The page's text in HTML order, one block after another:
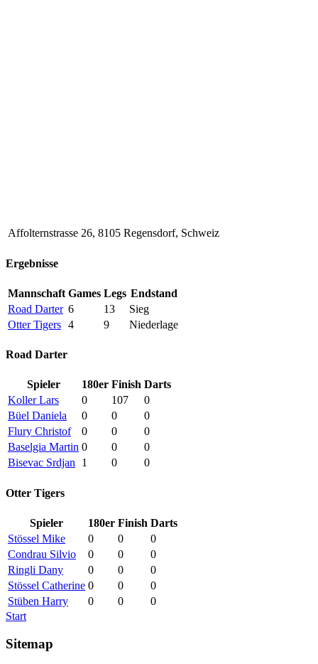
Affolternstrasse 26, 8105 Regensdorf, Schweiz
Ergebnisse
Mannschaft Games Legs Endstand
Road Darter 6 13
Sieg
Otter Tigers 4 9 Niederlage
Road Darter
Spieler 180er Finish Darts
Koller Lars
0 107
0
Büel Daniela
0 0
0
Flury Christof
0 0
0
Baselgia Martin 0 0
0
Bisevac Srdjan 1 0 0
Otter Tigers
Spieler 180er Finish Darts
Stössel Mike
0 0
0
Condrau Silvio
0 0
0
Ringli Dany
0 0
0
Stössel Catherine 0 0
0
Stüben Harry
0 0
0
Start
Sitemap